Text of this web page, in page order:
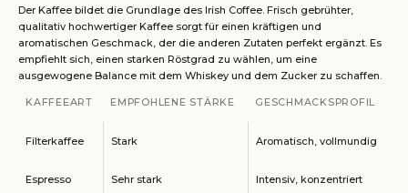
Der Kaffee bildet die Grundlage des Irish Coffee. Frisch gebrühter,
qualitativ hochwertiger Kaffee sorgt für einen kräftigen und
aromatischen Geschmack, der die anderen Zutaten perfekt ergänzt. Es
empfiehlt sich, einen starken Röstgrad zu wählen, um eine
ausgewogene Balance mit dem Whiskey und dem Zucker zu schaffen.
KAFFEEART EMPFOHLENE STÄRKE GESCHMACKSPROFIL
Filterkaffee Stark Aromatisch, vollmundig
Espresso Sehr stark Intensiv, konzentriert